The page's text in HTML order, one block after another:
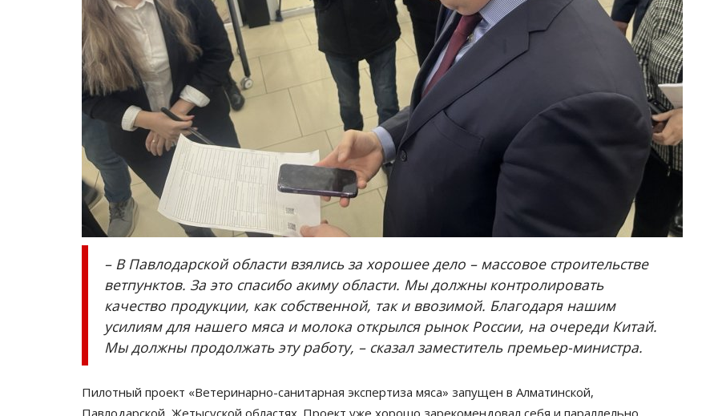
– В Павлодарской области взялись за хорошее дело – массовое строительстве
ветпунктов. За это спасибо акиму области. Мы должны контролировать
качество продукции, как собственной, так и ввозимой. Благодаря нашим
усилиям для нашего мяса и молока открылся рынок России, на очереди Китай.
Мы должны продолжать эту работу, – сказал заместитель премьер-министра.
Пилотный проект «Ветеринарно-санитарная экспертиза мяса» запущен в Алматинской,
Павлодарской, Жетысуской областях. Проект уже хорошо зарекомендовал себя и параллельно